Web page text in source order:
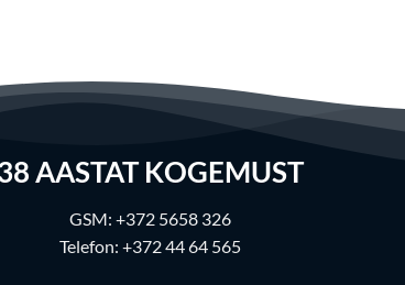
AASTAT KOGEMUST
GSM: +372 5658 326
Telefon: +372 44 64 565